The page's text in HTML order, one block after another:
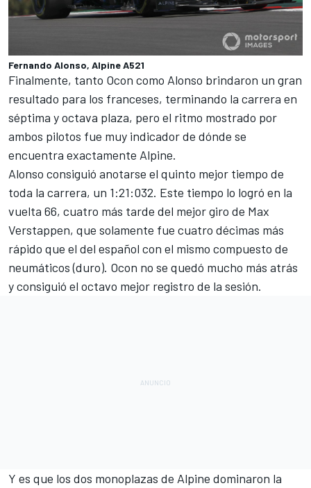
Fernando Alonso, Alpine A521
Finalmente, tanto Ocon como Alonso brindaron un gran
resultado para los franceses, terminando la carrera en
séptima y octava plaza, pero el ritmo mostrado por
ambos pilotos fue muy indicador de dónde se
encuentra exactamente Alpine.
Alonso consiguió anotarse el quinto mejor tiempo de
toda la carrera, un 1:21:032. Este tiempo lo logró en la
vuelta 66, cuatro más tarde del mejor giro de Max
Verstappen, que solamente fue cuatro décimas más
rápido que el del español con el mismo compuesto de
neumáticos (duro). Ocon no se quedó mucho más atrás
y consiguió el octavo mejor registro de la sesión.
Y es que los dos monoplazas de Alpine dominaron la